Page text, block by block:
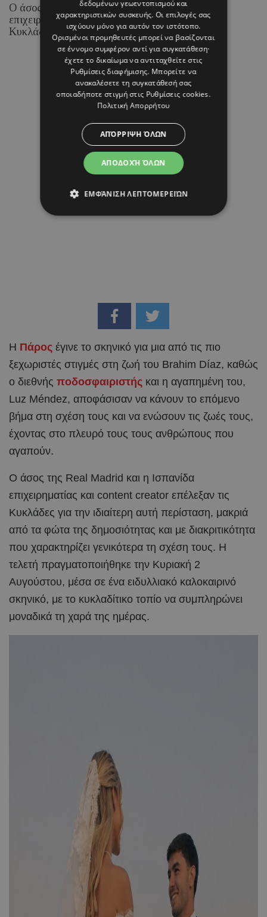
Ο άσος της Real Madrid και η Ισπανίδα
επιχειρηματίας και content creator επέλεξαν τις
Κυκλάδες για την ιδιαίτερη αυτή περίσταση.
08 ΑΥΓΟΥΣΤΟΥ 26 - 17:01
Margarita Psichi
Η Πάρος έγινε το σκηνικό για μια από τις πιο
ξεχωριστές στιγμές στη ζωή του Brahim Díaz, καθώς
ο διεθνής ποδοσφαιριστής και η αγαπημένη του,
Luz Méndez, αποφάσισαν να κάνουν το επόμενο
βήμα στη σχέση τους και να ενώσουν τις ζωές τους,
έχοντας στο πλευρό τους τους ανθρώπους που
αγαπούν.
Ο άσος της Real Madrid και η Ισπανίδα
επιχειρηματίας και content creator επέλεξαν τις
Κυκλάδες για την ιδιαίτερη αυτή περίσταση, μακριά
από τα φώτα της δημοσιότητας και με διακριτικότητα
που χαρακτηρίζει γενικότερα τη σχέση τους. Η
τελετή πραγματοποιήθηκε την Κυριακή 2
Αυγούστου, μέσα σε ένα ειδυλλιακό καλοκαιρινό
σκηνικό, με το κυκλαδίτικο τοπίο να συμπληρώνει
μοναδικά τη χαρά της ημέρας.
δεδομένων γεωεντοπισμού και
χαρακτηριστικών συσκευής. Οι επιλογές σας
ισχύουν μόνο για αυτόν τον ιστότοπο.
Ορισμένοι προμηθευτές μπορεί να βασίζονται
σε έννομο συμφέρον αντί για συγκατάθεση·
έχετε το δικαίωμα να αντιταχθείτε στις
Ρυθμίσεις διαφήμισης. Μπορείτε να
ανακαλέσετε τη συγκατάθεσή σας
οποιαδήποτε στιγμή στις Ρυθμίσεις cookies.
Πολιτική Απορρήτου
ΑΠΟΔΟΧΉ ΌΛΩΝ
ΑΠΌΡΡΙΨΗ ΌΛΩΝ
ΕΜΦΆΝΙΣΗ ΛΕΠΤΟΜΕΡΕΙΏΝ